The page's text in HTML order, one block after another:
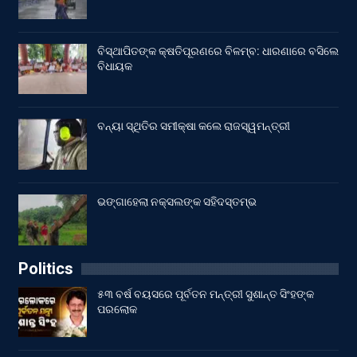
ବିସ୍ଥାପିତଙ୍କ କ୍ଷତିପୂରଣରେ ବିଳମ୍ବ: ଧାରଣାରେ ବସିଲେ
ବିଧାୟକ
ବନ୍ୟା ସ୍ଥିତିର ସମୀକ୍ଷା କଲେ ରାଜସ୍ୱମନ୍ତ୍ରୀ
ଭଙ୍ଗାହେଲା ନକ୍ସଲଙ୍କ ସହିଦସ୍ତମ୍ଭ
Politics
୫୩ ବର୍ଷ ବୟସରେ ପୂର୍ବତନ ମନ୍ତ୍ରୀ ସୁଶାନ୍ତ ସିଂହଙ୍କ
ପରଲୋକ